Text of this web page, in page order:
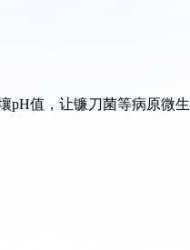
pH值，让镰刀菌等病原微生